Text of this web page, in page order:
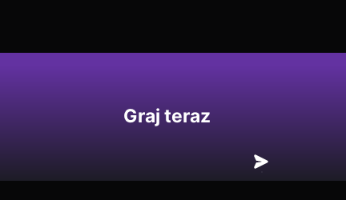
Graj teraz